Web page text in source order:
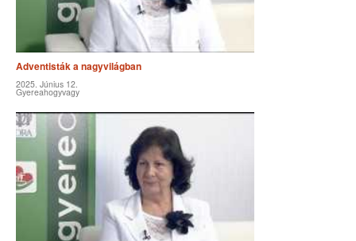
Adventisták a nagyvilágban
2025. Június 12.
Gyereahogyvagy